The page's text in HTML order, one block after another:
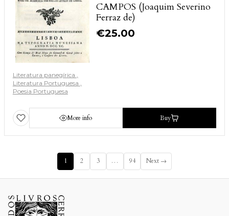
CAMPOS (Joaquim Severino
Ferraz de)
€25.00
Literatura panegírica
Literatura Portuguesa
Poesia Portuguesa
More info Buy
1 2 3 … 94 Next →